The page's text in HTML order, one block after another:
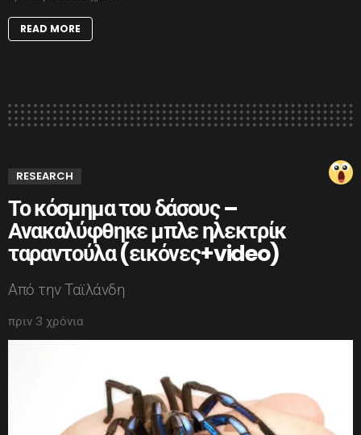
READ MORE
RESEARCH
Το κόσμημα του δάσους –
Ανακαλύφθηκε μπλε ηλεκτρίκ
ταραντούλα (εικόνες+video)
Από την Ταϊλάνδη
πριν 3 χρόνια